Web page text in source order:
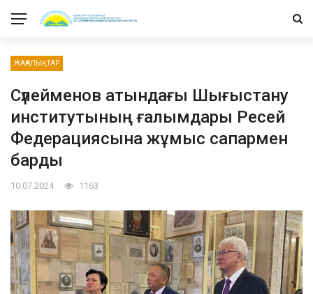
ЖАҢАЛЫҚТАР
Сүлейменов атындағы Шығыстану
институтының ғалымдары Ресей
Федерациясына жұмыс сапармен
барды
10.07.2024 1163